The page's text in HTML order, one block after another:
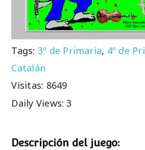
Tags: 3º de Primaria, 4º de
Catalán
Visitas: 8649
Daily Views: 3
Descripción del juego: